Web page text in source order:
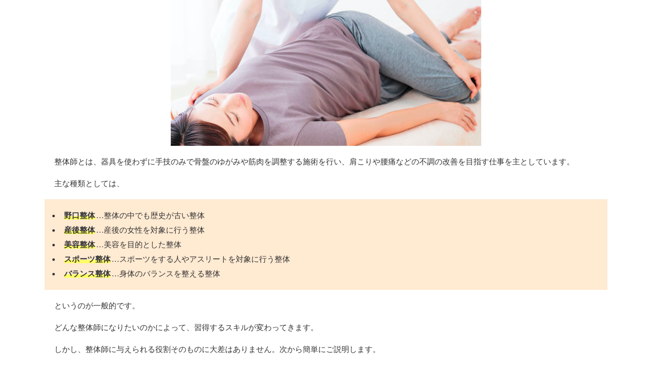
整体師とは、器具を使わずに手技のみで骨盤のゆがみや筋肉を調整する施術を行い、肩こりや腰痛などの不調の改善を目指す仕事を主としています。
主な種類としては、
野口整体…整体の中でも歴史が古い整体
産後整体…産後の女性を対象に行う整体
美容整体…美容を目的とした整体
スポーツ整体…スポーツをする人やアスリートを対象に行う整体
バランス整体…身体のバランスを整える整体
というのが一般的です。
どんな整体師になりたいのかによって、習得するスキルが変わってきます。
しかし、整体師に与えられる役割そのものに大差はありません。次から簡単にご説明します。